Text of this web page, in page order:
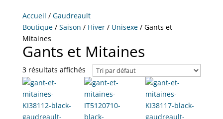
Accueil / Gaudreault
Boutique/ Saison / Hiver/ Unisexe/ Gants et
Mitaines
Gants et Mitaines
3 résultats affichés